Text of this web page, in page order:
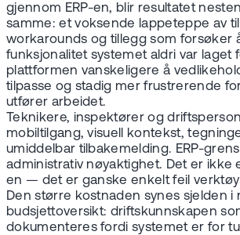
gjennom ERP-en, blir resultatet
samme: et voksende lappeteppe av
workarounds og tillegg som forsøker
funksjonalitet systemet aldri var laget
plattformen vanskeligere å
tilpasse og stadig mer frustrerende
utfører arbeidet.
Teknikere, inspektører og
mobiltilgang, visuell kontekst,
umiddelbar tilbakemelding. ERP-
administrativ nøyaktighet. Det er ikke
en — det er ganske enkelt feil
Den større kostnaden synes sjelden i
budsjettoversikt: driftskunnskapen
dokumenteres fordi systemet er for